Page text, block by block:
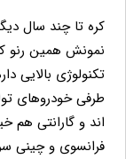
کره تا چند سال
نمونش همین رنو
تکنولوژی بالایی
طرفی خودروهای
اند و گارانتی هم
فرانسوی و چینی